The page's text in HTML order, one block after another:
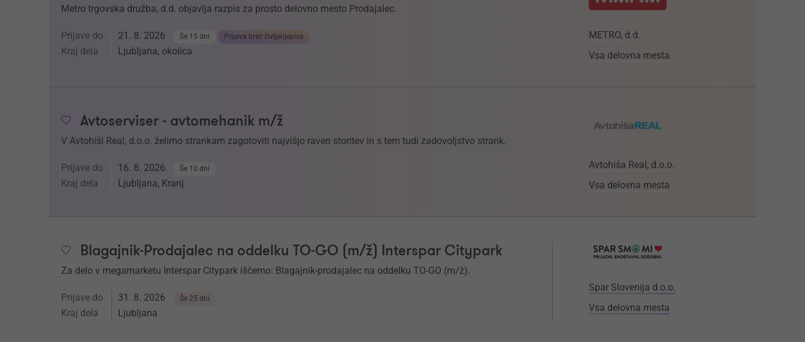
Metro trgovska družba, d.d. objavlja razpis za prosto delovno mesto Prodajalec.
Prijave do 21. 8. 2026 Še 15 dni Prijava brez življenjepisa
Kraj dela Ljubljana, okolica
METRO, d.d.
Vsa delovna mesta
Avtoserviser - avtomehanik m/ž
V Avtohiši Real, d.o.o. želimo strankam zagotoviti najvišjo raven storitev in s tem tudi zadovoljstvo strank.
Prijave do 16. 8. 2026 Še 10 dni
Kraj dela Ljubljana, Kranj
Avtohiša Real, d.o.o.
Vsa delovna mesta
Blagajnik-Prodajalec na oddelku TO-GO (m/ž) Interspar Citypark
Za delo v megamarketu Interspar Citypark iščemo: Blagajnik-prodajalec na oddelku TO-GO (m/ž).
Prijave do 31. 8. 2026 Še 25 dni
Kraj dela Ljubljana
Spar Slovenija d.o.o.
Vsa delovna mesta